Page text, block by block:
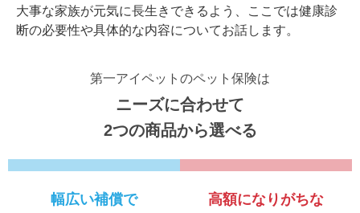
大事な家族が元気に長生きできるよう、ここでは健康診
断の必要性や具体的な内容についてお話します。
第一アイペットのペット保険は
ニーズに合わせて
2つの商品から選べる
幅広い補償で
高額になりがちな